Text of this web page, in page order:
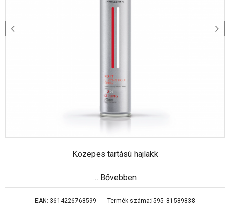
Közepes tartású hajlakk
... Bővebben
EAN: 3614226768599 Termék száma:i595_81589838